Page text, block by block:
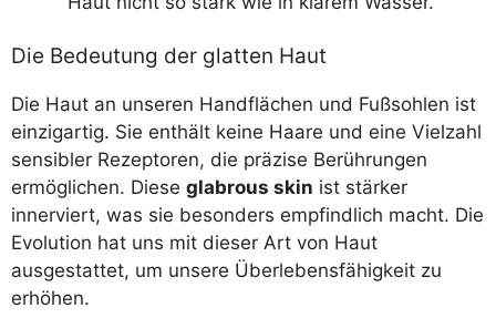
Die Bedeutung der glatten Haut
Die Haut an unseren Handflächen und Fußsohlen ist
einzigartig. Sie enthält keine Haare und eine Vielzahl
sensibler Rezeptoren, die präzise Berührungen
ermöglichen. Diese glabrous skin ist stärker
innerviert, was sie besonders empfindlich macht. Die
Evolution hat uns mit dieser Art von Haut
ausgestattet, um unsere Überlebensfähigkeit zu
erhöhen.